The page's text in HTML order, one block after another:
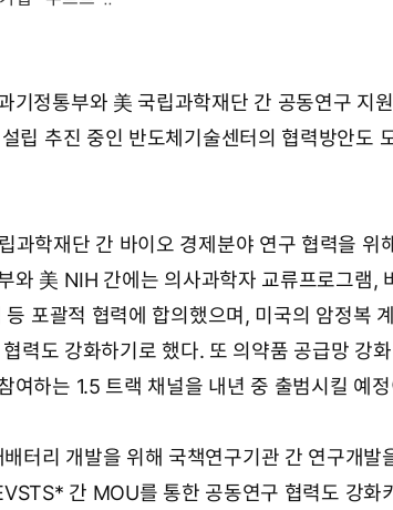
기정통부와 美 국립과학재단 간 공동연구 지
립 추진 중인 반도체기술센터의 협력방안도
과학재단 간 바이오 경제분야 연구 협력을 위
와 美 NIH 간에는 의사과학자 교류프로그램,
포괄적 협력에 합의했으며, 미국의 암정복
도 강화하기로 했다. 또 의약품 공급망 강
여하는 1.5 트랙 채널을 내년 중 출범시킬 예
터리 개발을 위해 국책연구기관 간 연구개발
간 MOU를 통한 공동연구 협력도 강화